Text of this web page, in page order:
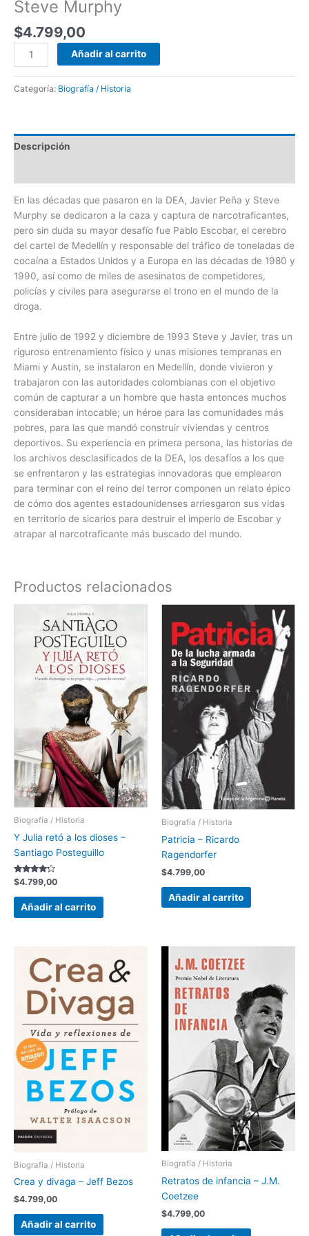
Steve Murphy
$4.799,00
Añadir al carrito
Categoría: Biografía / Historia
Descripción
En las décadas que pasaron en la DEA, Javier Peña y Steve
Murphy se dedicaron a la caza y captura de narcotraficantes,
pero sin duda su mayor desafío fue Pablo Escobar, el cerebro
del cartel de Medellín y responsable del tráfico de toneladas de
cocaína a Estados Unidos y a Europa en las décadas de 1980 y
1990, así como de miles de asesinatos de competidores,
policías y civiles para asegurarse el trono en el mundo de la
droga.
Entre julio de 1992 y diciembre de 1993 Steve y Javier, tras un
riguroso entrenamiento físico y unas misiones tempranas en
Miami y Austin, se instalaron en Medellín, donde vivieron y
trabajaron con las autoridades colombianas con el objetivo
común de capturar a un hombre que hasta entonces muchos
consideraban intocable; un héroe para las comunidades más
pobres, para las que mandó construir viviendas y centros
deportivos. Su experiencia en primera persona, las historias de
los archivos desclasificados de la DEA, los desafíos a los que
se enfrentaron y las estrategias innovadoras que emplearon
para terminar con el reino del terror componen un relato épico
de cómo dos agentes estadounidenses arriesgaron sus vidas
en territorio de sicarios para destruir el imperio de Escobar y
atrapar al narcotraficante más buscado del mundo.
Productos relacionados
Biografía / Historia
Y Julia retó a los dioses –
Santiago Posteguillo
Valorado
con
4.00
de 5
$4.799,00
Añadir al carrito
Biografía / Historia
Patricia – Ricardo
Ragendorfer
$4.799,00
Añadir al carrito
Biografía / Historia
Crea y divaga – Jeff Bezos
$4.799,00
Añadir al carrito
Biografía / Historia
Retratos de infancia – J.M.
Coetzee
$4.799,00